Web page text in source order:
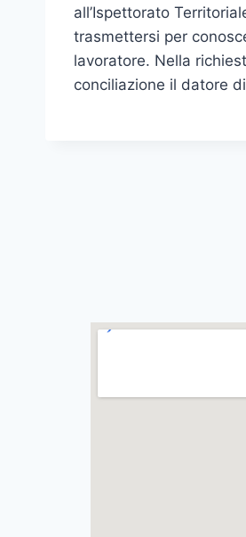
all’Ispettorato
trasmettersi per
lavoratore. Nella
conciliazione il datore